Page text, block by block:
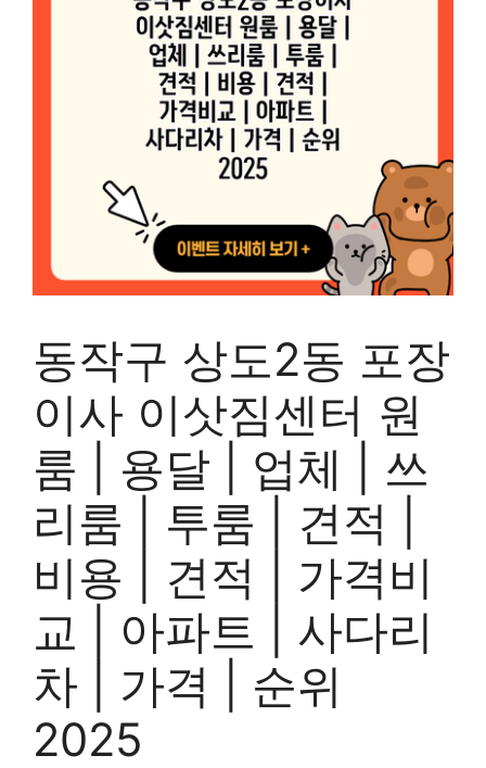
동작구 상도2동 포장
이사 이삿짐센터 원
룸 | 용달 | 업체 | 쓰
리룸 | 투룸 | 견적 |
비용 | 견적 | 가격비
교 | 아파트 | 사다리
차 | 가격 | 순위
2025